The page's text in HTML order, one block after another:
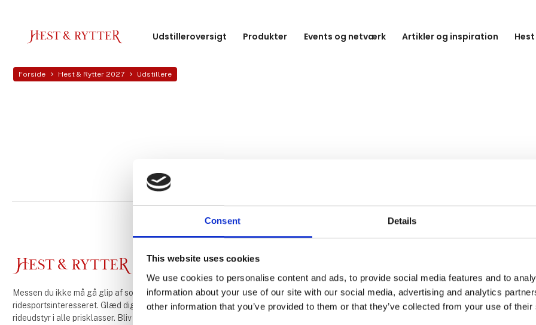
Consent Details
This website uses cookies
We use cookies to personalise content and ads, to provide social media features and to
information about your use of our site with our social media, advertising and analytics
other information that you’ve provided to them or that they’ve collected from your use of
Udstilleroversigt Produkter Events og netværk Artikler og inspiration
Forside Hest & Rytter 2027 Udstillere
Messen du ikke må gå glip af som heste- og
ridesportsinteresseret. Glæd dig til masser af
rideudstyr i alle prisklasser. Bliv klogere med
Find os
MCH Messecenter Herning
Vardevej 1
Kontakt os
Telefon: +45 99 26 99
E-mail: